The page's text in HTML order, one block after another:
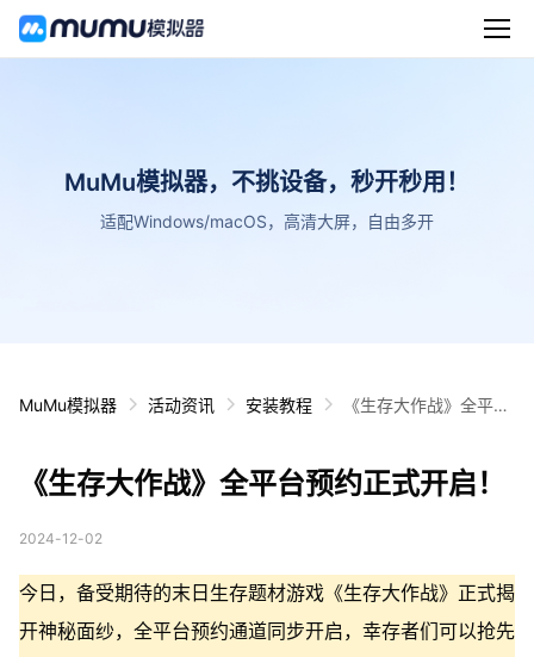
MuMu模拟器，不挑设备，秒开秒用！
适配Windows/macOS，高清大屏，自由多开
MuMu模拟器 活动资讯 安装教程
《生存大作战》全平台
《生存大作战》全平台预约正式开启！
2024-12-02
今日，备受期待的末日生存题材游戏《生存大作战》正式揭
开神秘面纱，全平台预约通道同步开启，幸存者们可以抢先